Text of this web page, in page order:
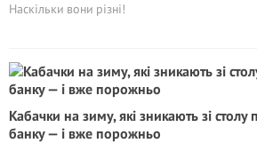
Наскільки вони різні!
Кабачки на зиму, які зникають зі
банку — і вже порожньо